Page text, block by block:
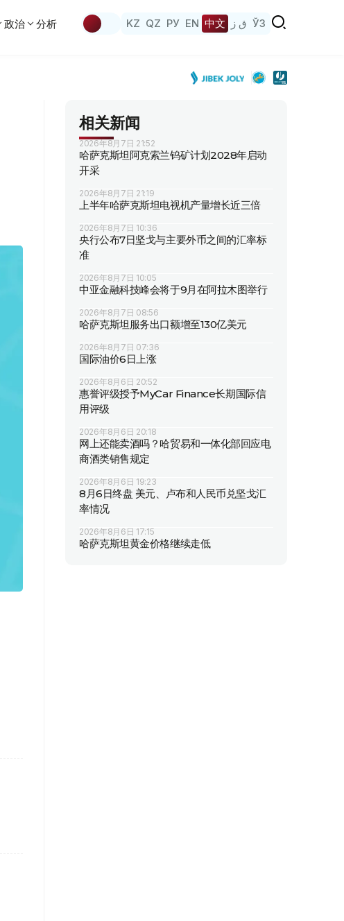
政治 分析 KZ QZ РУ EN 中文 ق ز ЎЗ
相关新闻
2026年8月7日 21:52
哈萨克斯坦阿克索兰钨矿计划2028年启动
开采
2026年8月7日 21:19
上半年哈萨克斯坦电视机产量增长近三倍
2026年8月7日 10:36
央行公布7日坚戈与主要外币之间的汇率标
准
2026年8月7日 10:05
中亚金融科技峰会将于9月在阿拉木图举行
2026年8月7日 08:56
哈萨克斯坦服务出口额增至130亿美元
2026年8月7日 07:36
国际油价6日上涨
2026年8月6日 20:52
惠誉评级授予MyCar Finance长期国际信
用评级
2026年8月6日 20:18
网上还能卖酒吗？哈贸易和一体化部回应电
商酒类销售规定
2026年8月6日 19:23
8月6日终盘 美元、卢布和人民币兑坚戈汇
率情况
2026年8月6日 17:15
哈萨克斯坦黄金价格继续走低